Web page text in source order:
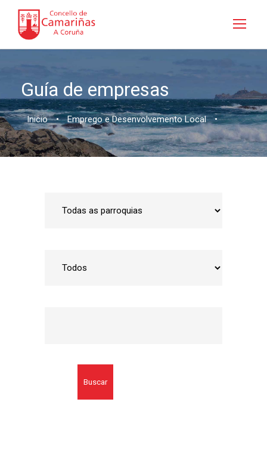
Guía de empresas
Inicio • Emprego e Desenvolvemento Local •
Buscar